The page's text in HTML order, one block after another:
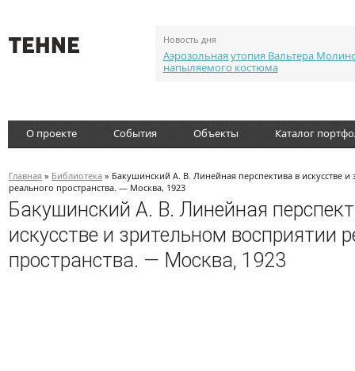
Новость дня
Аэрозольная утопия Вальтера
напыляемого костюма
О проекте События Объекты Каталог
Главная » Библиотека » Бакушинский А. В. Линейная перспектива в искусстве
реального пространства. — Москва, 1923
Бакушинский А. В. Линейная
искусстве и зрительном восприятии
пространства. — Москва, 1923